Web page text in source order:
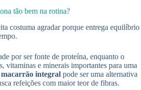
tão bem na rotina?
costuma agradar porque entrega equilíbrio
por ser fonte de proteína, enquanto o
vitaminas e minerais importantes para uma
macarrão integral pode ser uma alternativa
refeições com maior teor de fibras.